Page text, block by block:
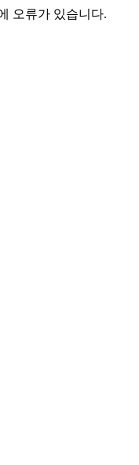
오류가 있습니다.